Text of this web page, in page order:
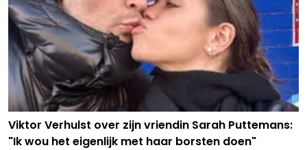
Viktor Verhulst over zijn vriendin Sarah Puttemans:
"Ik wou het eigenlijk met haar borsten doen"